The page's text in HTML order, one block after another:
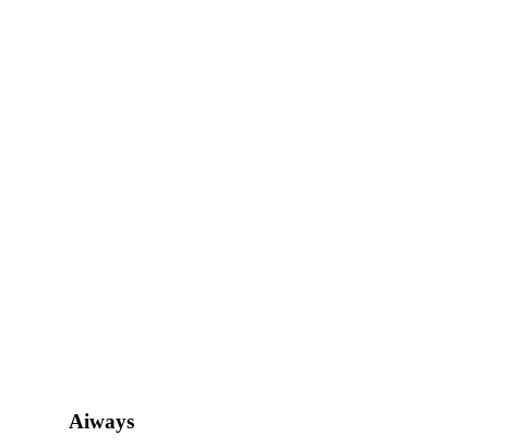
Aiways